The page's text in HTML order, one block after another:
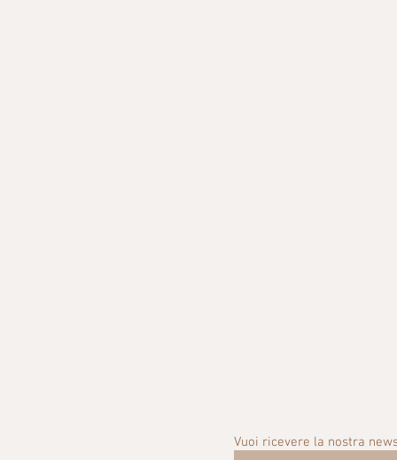
Vuoi ricevere la nostra